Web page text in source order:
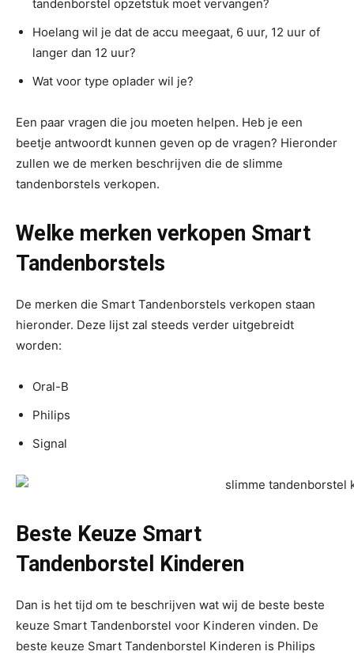
tandenborstel opzetstuk moet vervangen?
Hoelang wil je dat de accu meegaat, 6 uur, 12 uur of
langer dan 12 uur?
Wat voor type oplader wil je?
Een paar vragen die jou moeten helpen. Heb je een
beetje antwoordt kunnen geven op de vragen? Hieronder
zullen we de merken beschrijven die de slimme
tandenborstels verkopen.
Welke merken verkopen Smart
Tandenborstels
De merken die Smart Tandenborstels verkopen staan
hieronder. Deze lijst zal steeds verder uitgebreidt
worden:
Oral-B
Philips
Signal
Beste Keuze Smart
Tandenborstel Kinderen
Dan is het tijd om te beschrijven wat wij de beste beste
keuze Smart Tandenborstel voor Kinderen vinden. De
beste keuze Smart Tandenborstel Kinderen is Philips